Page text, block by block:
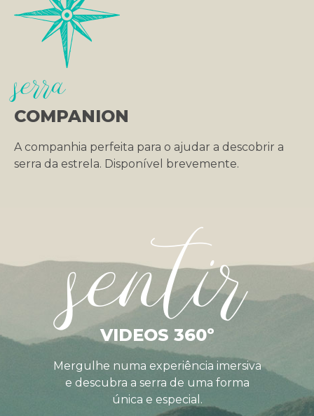
serra
COMPANION
A companhia perfeita para o ajudar a descobrir a
serra da estrela. Disponível brevemente.
sentir
VIDEOS 360º
Mergulhe numa experiência imersiva
e descubra a serra de uma forma
única e especial.